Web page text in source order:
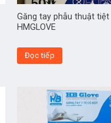
Găng tay phẫu thuật tiệt
HMGLOVE
Đọc tiếp